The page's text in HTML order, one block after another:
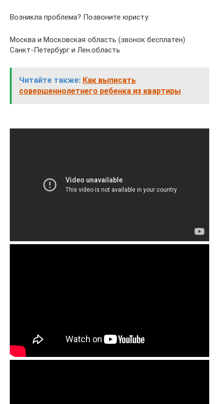
Возникла проблема? Позвоните юристу:
Москва и Московская область (звонок бесплатен)
Санкт-Петербург и Лен.область
Читайте также: Как выписать
совершеннолетнего ребенка из квартиры